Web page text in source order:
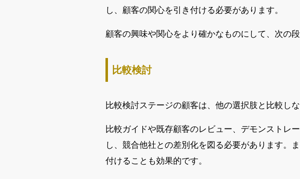
し、顧客の関心を引き付ける必要があります。
顧客の興味や関心をより確かなものにして、次の
比較検討
比較検討ステージの顧客は、他の選択肢と比較し
比較ガイドや既存顧客のレビュー、デモンストレ
し、競合他社との差別化を図る必要があります。
付けることも効果的です。